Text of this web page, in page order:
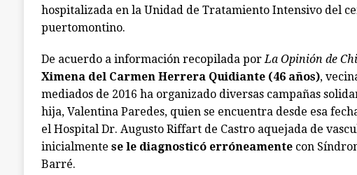
hospitalizada en la Unidad de Tratamiento Intensivo del
puertomontino.
De acuerdo a información recopilada porLa Opinión de
Ximena del Carmen Herrera Quidiante (46 años),
mediados de 2016 ha organizado diversas campañas
hija, Valentina Paredes, quien se encuentra desde esa
el Hospital Dr. Augusto Riffart de Castro aquejada de
inicialmente se le diagnosticó erróneamentecon
Barré.